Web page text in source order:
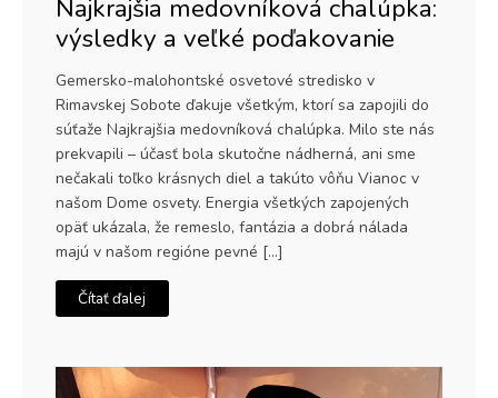
Najkrajšia medovníková chalúpka:
výsledky a veľké poďakovanie
Gemersko-malohontské osvetové stredisko v
Rimavskej Sobote ďakuje všetkým, ktorí sa zapojili do
súťaže Najkrajšia medovníková chalúpka. Milo ste nás
prekvapili – účasť bola skutočne nádherná, ani sme
nečakali toľko krásnych diel a takúto vôňu Vianoc v
našom Dome osvety. Energia všetkých zapojených
opäť ukázala, že remeslo, fantázia a dobrá nálada
majú v našom regióne pevné […]
Čítať ďalej